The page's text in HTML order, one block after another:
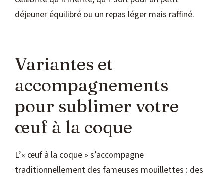
déjeuner équilibré ou un repas léger mais raffiné.
Variantes et
accompagnements
pour sublimer votre
œuf à la coque
L’« œuf à la coque » s’accompagne
traditionnellement des fameuses mouillettes : des